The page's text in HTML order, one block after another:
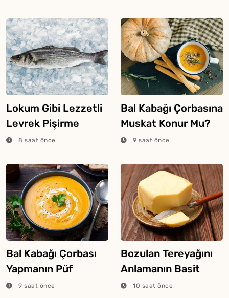
Lokum Gibi Lezzetli
Levrek Pişirme
Tüyosu
8 saat önce
Bal Kabağı Çorbasına
Muskat Konur Mu?
9 saat önce
Bal Kabağı Çorbası
Yapmanın Püf
Noktaları
9 saat önce
Bozulan Tereyağını
Anlamanın Basit
Yolları
10 saat önce